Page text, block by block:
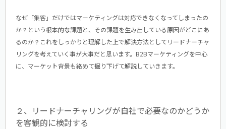
なぜ「集客」だけではマーケティングは対応できなくなってしまったの
か？という根本的な課題と、その課題を生み出している原因がどこにあ
るのか？これをしっかりと理解した上で解決方法としてリードナーチャ
リングを考えていく事が大事だと思います。B2Bマーケティングを中心
に、マーケット背景も絡めて掘り下げて解説していきます。
２、リードナーチャリングが自社で必要なのかどうか
を客観的に検討する